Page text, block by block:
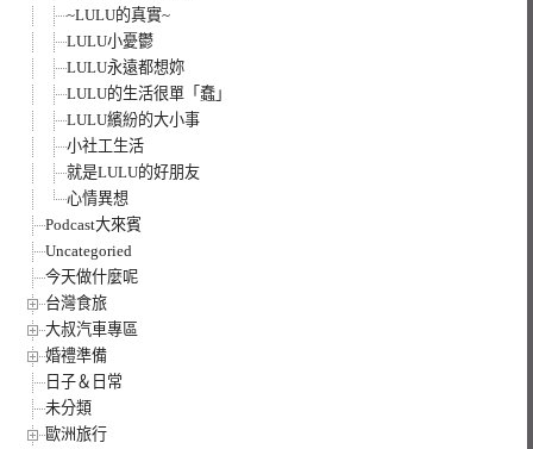
~LULU的真實~
LULU小憂鬱
LULU永遠都想妳
LULU的生活很單「蠢」
LULU繽紛的大小事
小社工生活
就是LULU的好朋友
心情異想
Podcast大來賓
Uncategoried
今天做什麼呢
台灣食旅
大叔汽車專區
婚禮準備
日子＆日常
未分類
歐洲旅行